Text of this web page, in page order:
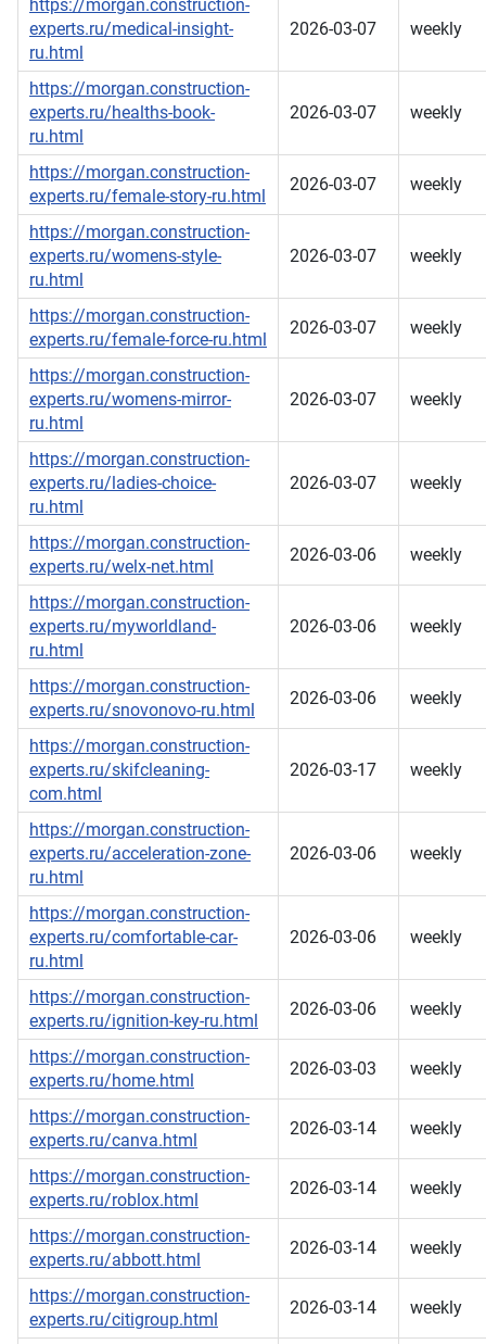
https://morgan.construction-
experts.ru/medical-insight-
ru.html
2026-03-07 weekly
https://morgan.construction-
experts.ru/healths-book-
ru.html
2026-03-07 weekly
https://morgan.construction-
experts.ru/female-story-ru.html
2026-03-07 weekly
https://morgan.construction-
experts.ru/womens-style-
ru.html
2026-03-07 weekly
https://morgan.construction-
experts.ru/female-force-ru.html
2026-03-07 weekly
https://morgan.construction-
experts.ru/womens-mirror-
ru.html
2026-03-07 weekly
https://morgan.construction-
experts.ru/ladies-choice-
ru.html
2026-03-07 weekly
https://morgan.construction-
experts.ru/welx-net.html
2026-03-06 weekly
https://morgan.construction-
experts.ru/myworldland-
ru.html
2026-03-06 weekly
https://morgan.construction-
experts.ru/snovonovo-ru.html
2026-03-06 weekly
https://morgan.construction-
experts.ru/skifcleaning-
com.html
2026-03-17 weekly
https://morgan.construction-
experts.ru/acceleration-zone-
ru.html
2026-03-06 weekly
https://morgan.construction-
experts.ru/comfortable-car-
ru.html
2026-03-06 weekly
https://morgan.construction-
experts.ru/ignition-key-ru.html
2026-03-06 weekly
https://morgan.construction-
experts.ru/home.html
2026-03-03 weekly
https://morgan.construction-
experts.ru/canva.html
2026-03-14 weekly
https://morgan.construction-
experts.ru/roblox.html
2026-03-14 weekly
https://morgan.construction-
experts.ru/abbott.html
2026-03-14 weekly
https://morgan.construction-
experts.ru/citigroup.html
2026-03-14 weekly